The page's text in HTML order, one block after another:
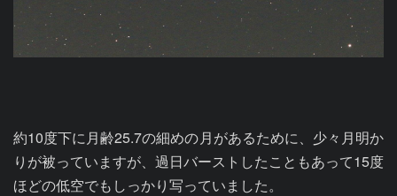
約10度下に月齢25.7の細めの月があるために、少々月明か
りが被っていますが、過日バーストしたこともあって15度
ほどの低空でもしっかり写っていました。